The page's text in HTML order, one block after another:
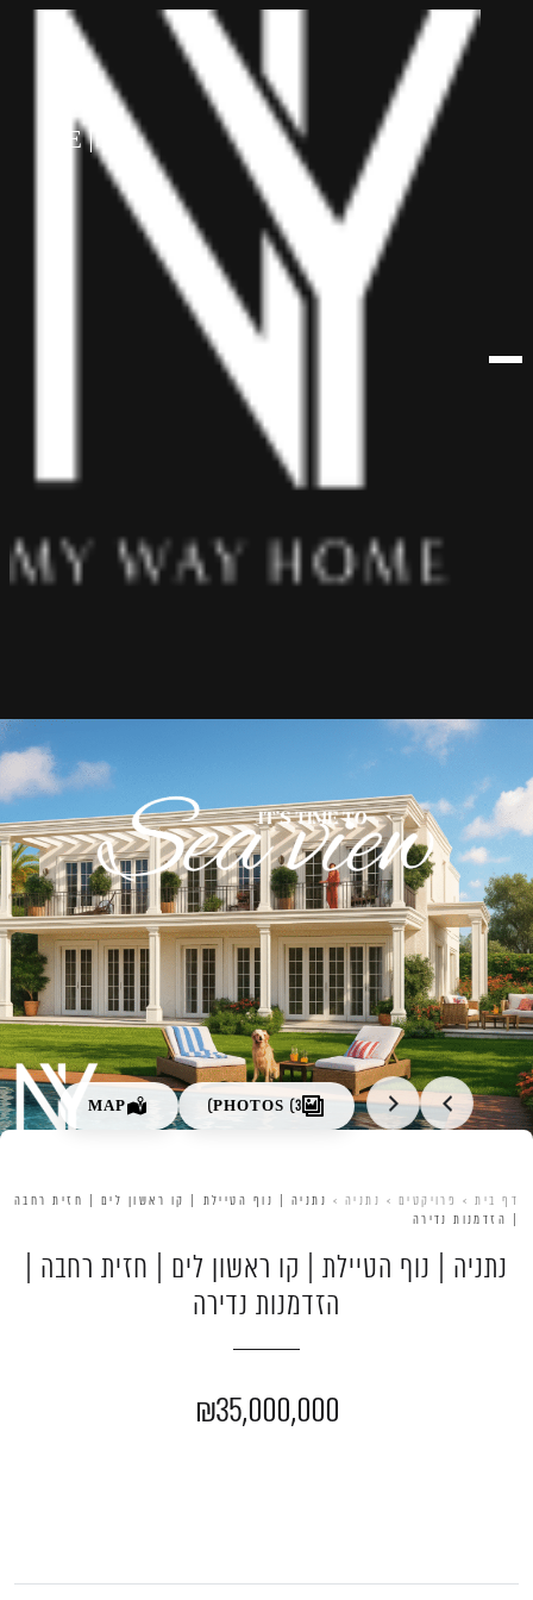
HE
מיאמי
תל אביב
ירושלים
הרצליה
כפר שמריהו
רעננה
נתניה
צור קשר
PHOTOS (3)
MAP
דף בית> פרויקטים > נתניה > נתניה | נוף הטיילת | קו ראשון לים | חזית רחבה
| הזדמנות נדירה
נתניה | נוף הטיילת | קו ראשון לים | חזית רחבה |
הזדמנות נדירה
₪35,000,000